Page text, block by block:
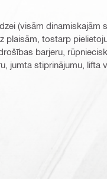
(visām dinamiskajām
plaisām, tostarp
barjeru,
jumta stiprinājumu, lifta